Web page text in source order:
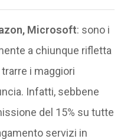
Microsoft: sono i
a chiunque rifletta
i maggiori
Infatti, sebbene
del 15% su tutte
servizi in